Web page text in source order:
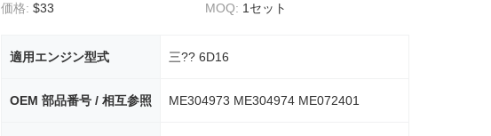
価格: $33 MOQ: 1セット
適用エンジン型式 三?? 6D16
OEM 部品番号 / 相互参照 ME304973 ME304974 ME072401